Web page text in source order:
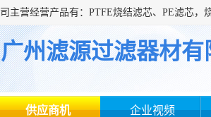
广州滤源过滤器材有
供应商机 企业视频